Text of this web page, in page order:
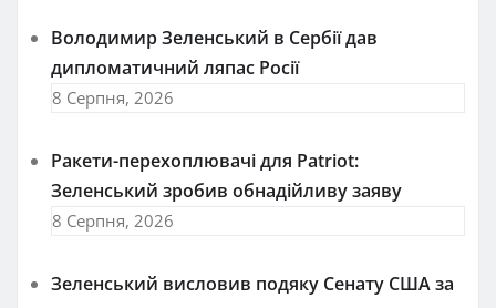
Володимир Зеленський в Сербії дав
дипломатичний ляпас Росії
8 Серпня, 2026
Ракети-перехоплювачі для Patriot:
Зеленський зробив обнадійливу заяву
8 Серпня, 2026
Зеленський висловив подяку Сенату США за